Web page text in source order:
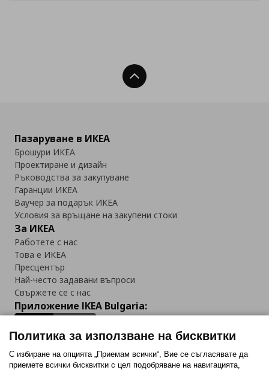
Нагоре
Пазаруване в ИКЕА
Брошури ИКЕА
Проектиране и дизайн
Ръководства за закупуване
Гаранции ИКЕА
Ваучер за подарък ИКЕА
Условия за връщане на закупени стоки
За ИКЕА
Работете с нас
Това е ИКЕА
Пресцентър
Най-често задавани въпроси
Свържете се с нас
Приложение IKEA Bulgaria:
Последвайте ни:
Политика за използване на бисквитки
С избиране на опцията „Приемам всички“, Вие се съгласявате да
приемете всички бисквитки с цел подобряване на навигацията,